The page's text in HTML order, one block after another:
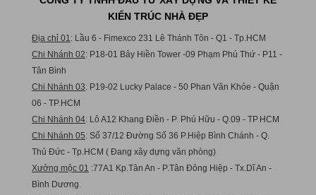
KIẾN TRÚC NHÀ ĐẸP
Địa chỉ 01 : Lầu 6 - Fimexco 231 Lê Thánh Tôn - Q1 - Tp.HCM
Chi Nhánh 02: P18-01 Bảy Hiền Tower -09 Phạm Phú Thứ - P11 -
Tân Bình
Chi Nhánh 03: P19-02 Lucky Palace - 50 Phan Văn Khỏe - Quận
06 - TP.HCM
Chi Nhánh 04: Lô A12 Khang Điền - P. Phú Hữu - Q.09 - TP.HCM
Chi Nhánh 05: Số 37/12 Đường Số 36 P.Hiệp Bình Chánh - Q.
Thủ Đức - Tp.HCM ( Đang xây dựng văn phòng)
Xưởng mộc 01
:77A1 Kp.Tân An - P.Tân Đông Hiệp - Tx.Dĩ An -
Bình Dương.